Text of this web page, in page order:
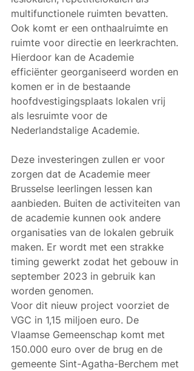
multifunctionele ruimten bevatten.
Ook komt er een onthaalruimte en
ruimte voor directie en leerkrachten.
Hierdoor kan de Academie
efficiënter georganiseerd worden en
komen er in de bestaande
hoofdvestigingsplaats lokalen vrij
als lesruimte voor de
Nederlandstalige Academie.
Deze investeringen zullen er voor
zorgen dat de Academie meer
Brusselse leerlingen lessen kan
aanbieden. Buiten de activiteiten van
de academie kunnen ook andere
organisaties van de lokalen gebruik
maken. Er wordt met een strakke
timing gewerkt zodat het gebouw in
september 2023 in gebruik kan
worden genomen.
Voor dit nieuw project voorziet de
VGC in 1,15 miljoen euro. De
Vlaamse Gemeenschap komt met
150.000 euro over de brug en de
gemeente Sint-Agatha-Berchem met